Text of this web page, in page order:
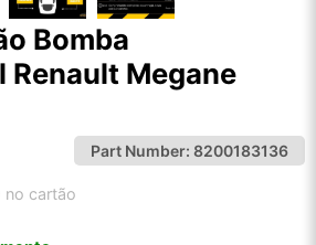
Bomba
Renault Megane
Part Number: 8200183136
no cartão